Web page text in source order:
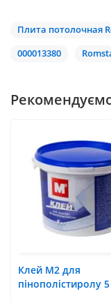
Плита потолочная
000013380
Клей М2 для
пінополістиролу 5